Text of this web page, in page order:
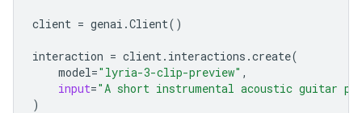
client = genai .Client()
interaction = client. interactions .create(
model="lyria-3-clip-preview" ,
input="A short instrumental acoustic guitar
)